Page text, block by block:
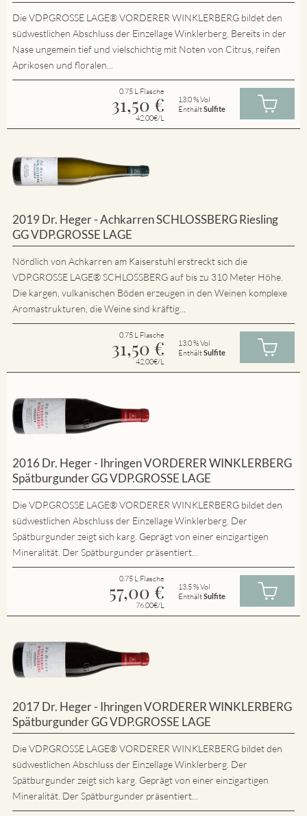
Die VDP.GROSSE LAGE® VORDERER WINKLERBERG bildet den
südwestlichen Abschluss der Einzellage Winklerberg. Bereits in der
Nase ungemein tief und vielschichtig mit Noten von Citrus, reifen
Aprikosen und floralen...
0.75 L Flasche
31,50 €
42.00€/L
13.0 % Vol
EnthältSulfite
2019 Dr. Heger - Achkarren SCHLOSSBERG Riesling
GG VDP.GROSSE LAGE
Nördlich von Achkarren am Kaiserstuhl erstreckt sich die
VDP.GROSSE LAGE® SCHLOSSBERG auf bis zu 310 Meter Höhe.
Die kargen, vulkanischen Böden erzeugen in den Weinen komplexe
Aromastrukturen, die Weine sind kräftig...
0.75 L Flasche
31,50 €
42.00€/L
13.0 % Vol
EnthältSulfite
2016 Dr. Heger - Ihringen VORDERER WINKLERBERG
Spätburgunder GG VDP.GROSSE LAGE
Die VDP.GROSSE LAGE® VORDERER WINKLERBERG bildet den
südwestlichen Abschluss der Einzellage Winklerberg. Der
Spätburgunder zeigt sich karg. Geprägt von einer einzigartigen
Mineralität. Der Spätburgunder präsentiert...
0.75 L Flasche
57,00 €
76.00€/L
13.5 % Vol
EnthältSulfite
2017 Dr. Heger - Ihringen VORDERER WINKLERBERG
Spätburgunder GG VDP.GROSSE LAGE
Die VDP.GROSSE LAGE® VORDERER WINKLERBERG bildet den
südwestlichen Abschluss der Einzellage Winklerberg. Der
Spätburgunder zeigt sich karg. Geprägt von einer einzigartigen
Mineralität. Der Spätburgunder präsentiert...